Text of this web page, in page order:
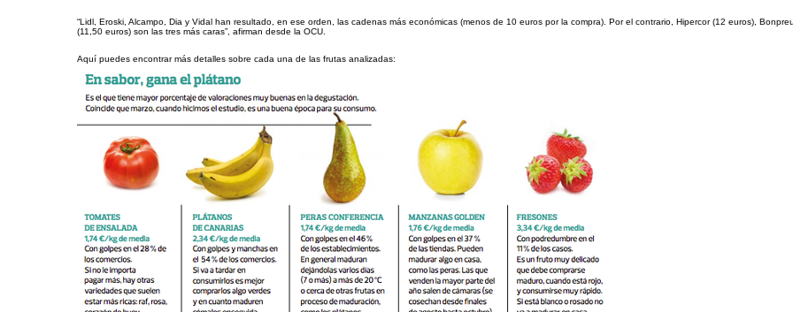
“Lidl, Eroski, Alcampo, Dia y Vidal han resultado, en ese orden, las cadenas más económicas (menos de 10 euros por la compra). Por el contrario, Hipercor (12 euros),
(11,50 euros) son las tres más caras”, afirman desde la OCU.
Aquí puedes encontrar más detalles sobre cada una de las frutas analizadas: